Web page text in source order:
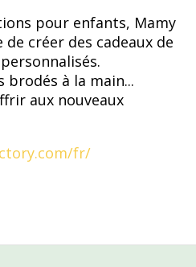
pour enfants, Mamy
créer des cadeaux de
brodés à la main...
aux nouveaux
fr/